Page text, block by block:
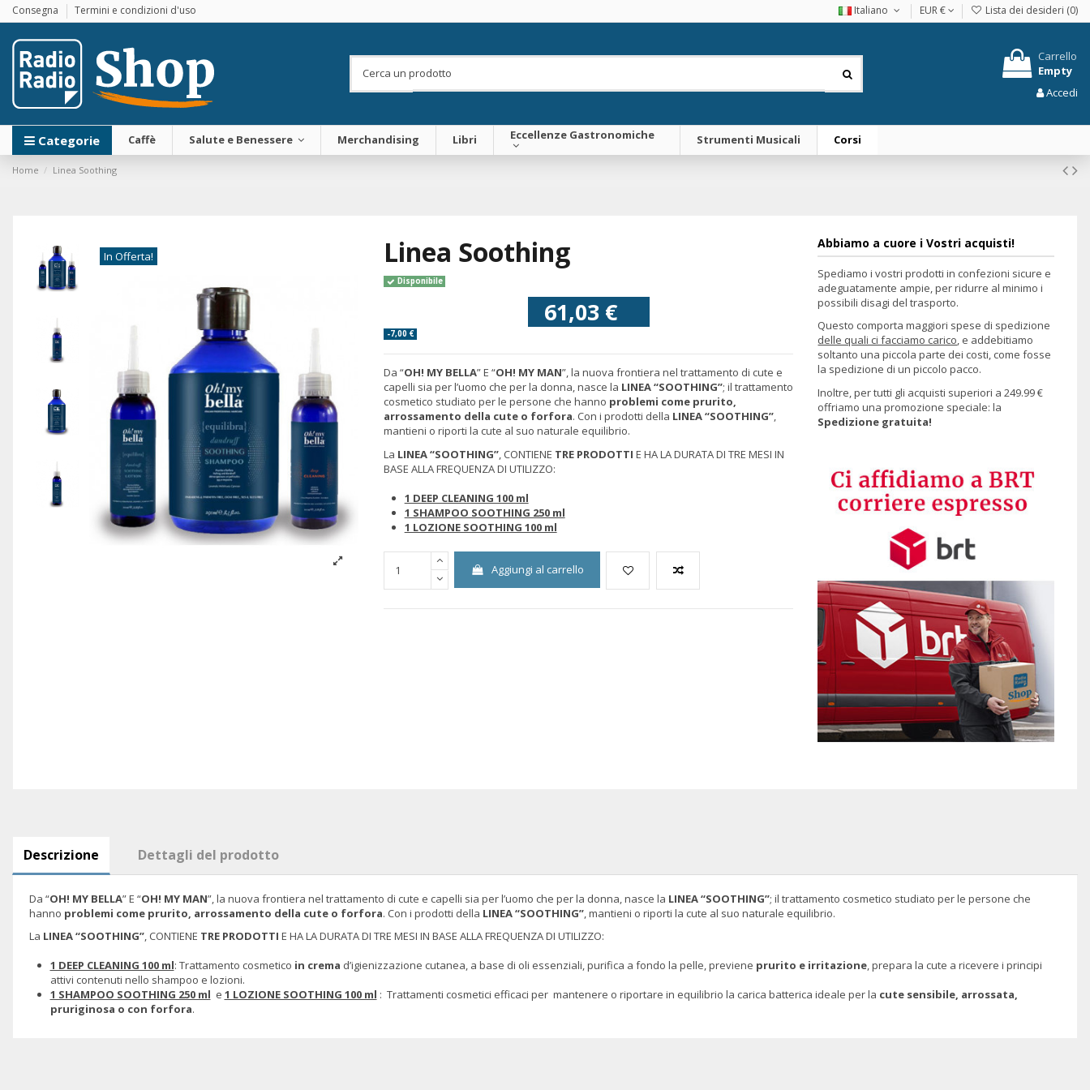
Consegna Termini e condizioni d'uso Italiano EUR € Lista dei desideri (0)
Carrello
Empty
Accedi
Categorie Caffè Salute e Benessere Merchandising Libri Eccellenze Gastronomiche Strumenti Musicali Corsi
Home Linea Soothing
In Offerta! Linea Soothing
Disponibile
61,03 €
-7,00 €
Da “OH! MY BELLA” E “OH! MY MAN”, la nuova frontiera nel trattamento di cute e
capelli sia per l’uomo che per la donna, nasce la LINEA “SOOTHING”; il trattamento
cosmetico studiato per le persone che hanno problemi come prurito,
arrossamento della cute o forfora. Con i prodotti della LINEA “SOOTHING”,
mantieni o riporti la cute al suo naturale equilibrio.
La LINEA “SOOTHING”, CONTIENE TRE PRODOTTI E HA LA DURATA DI TRE MESI IN
BASE ALLA FREQUENZA DI UTILIZZO:
1 DEEP CLEANING 100 ml
1 SHAMPOO SOOTHING 250 ml
1 LOZIONE SOOTHING 100 ml
Aggiungi al carrello
Abbiamo a cuore i Vostri acquisti!
Spediamo i vostri prodotti in confezioni sicure e
adeguatamente ampie, per ridurre al minimo i
possibili disagi del trasporto.
Questo comporta maggiori spese di spedizione
delle quali ci facciamo carico, e addebitiamo
soltanto una piccola parte dei costi, come fosse
la spedizione di un piccolo pacco.
Inoltre, per tutti gli acquisti superiori a 249.99 €
offriamo una promozione speciale: la
Spedizione gratuita!
Descrizione Dettagli del prodotto
Da “OH! MY BELLA” E “OH! MY MAN”, la nuova frontiera nel trattamento di cute e capelli sia per l’uomo che per la donna, nasce la LINEA “SOOTHING”; il trattamento cosmetico studiato per le persone che
hanno problemi come prurito, arrossamento della cute o forfora. Con i prodotti della LINEA “SOOTHING”, mantieni o riporti la cute al suo naturale equilibrio.
La LINEA “SOOTHING”, CONTIENE TRE PRODOTTI E HA LA DURATA DI TRE MESI IN BASE ALLA FREQUENZA DI UTILIZZO:
1 DEEP CLEANING 100 ml: Trattamento cosmetico in crema d’igienizzazione cutanea, a base di oli essenziali, purifica a fondo la pelle, previene prurito e irritazione, prepara la cute a ricevere i principi
attivi contenuti nello shampoo e lozioni.
1 SHAMPOO SOOTHING 250 ml e 1 LOZIONE SOOTHING 100 ml : Trattamenti cosmetici efficaci per mantenere o riportare in equilibrio la carica batterica ideale per la cute sensibile, arrossata,
pruriginosa o con forfora.